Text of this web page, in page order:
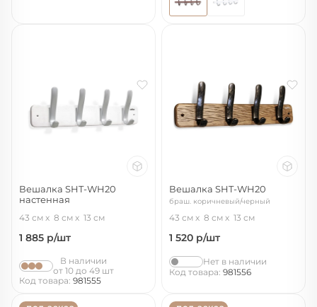
Вешалка SHT-WH20
настенная
43 см 8 см 13 см
1 885 р/шт
В наличии
от 10 до 49 шт
Код товара: 981555
Вешалка SHT-WH20
браш. коричневый/черный
зол.патина
43 см 8 см 13 см
1 520 р/шт
Нет в наличии
Код товара: 981556